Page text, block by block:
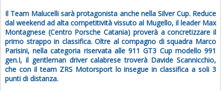
Il Team Malucelli sarà protagonista anche nella Silver Cup. Reduce
dal weekend ad alta competitività vissuto al Mugello, il leader Max
Montagnese (Centro Porsche Catania) proverà a concretizzare il
primo strappo in classifica. Oltre al compagno di squadra Marco
Parisini, nella categoria riservata alle 911 GT3 Cup modello 991
gen.I, il gentleman driver calabrese troverà Davide Scannicchio,
che con il team ZRS Motorsport lo insegue in classifica a soli 3
punti di distanza.